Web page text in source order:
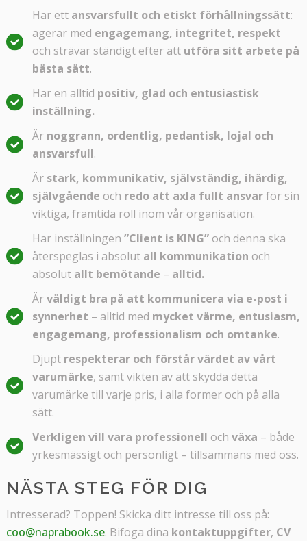
Har ett ansvarsfullt och etiskt förhållningssätt:
agerar med engagemang, integritet, respekt
och strävar ständigt efter att utföra sitt arbete på
bästa sätt.
Har en alltid positiv, glad och entusiastisk
inställning.
Är noggrann, ordentlig, pedantisk, lojal och
ansvarsfull.
Är stark, kommunikativ, självständig, ihärdig,
självgående och redo att axla fullt ansvarför sin
viktiga, framtida roll inom vår organisation.
Har inställningen ”Client is KING”och denna ska
återspeglas i absolut all kommunikation och
absolut allt bemötande – alltid.
Ärväldigt bra på att kommunicera via e-post i
synnerhet – alltid med mycket värme, entusiasm,
engagemang, professionalism och omtanke.
Djupt respekterar och förstår värdet av vårt
varumärke, samt vikten av att skydda detta
varumärke till varje pris, i alla former och på alla
sätt.
Verkligen vill vara professionell och växa – både
yrkesmässigt och personligt – tillsammans med oss.
NÄSTA STEG FÖR DIG
Intresserad? Toppen! Skicka ditt intresse till oss på:
coo@naprabook.se. Bifoga dina kontaktuppgifter, CV